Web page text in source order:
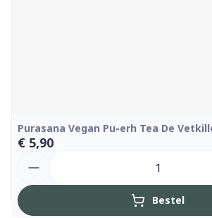
Purasana Vegan Pu-erh Tea De
€ 5,90
Bestel